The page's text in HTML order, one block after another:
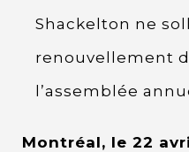
Shackelton ne
renouvellement
l’assemblée
Montréal, le 22